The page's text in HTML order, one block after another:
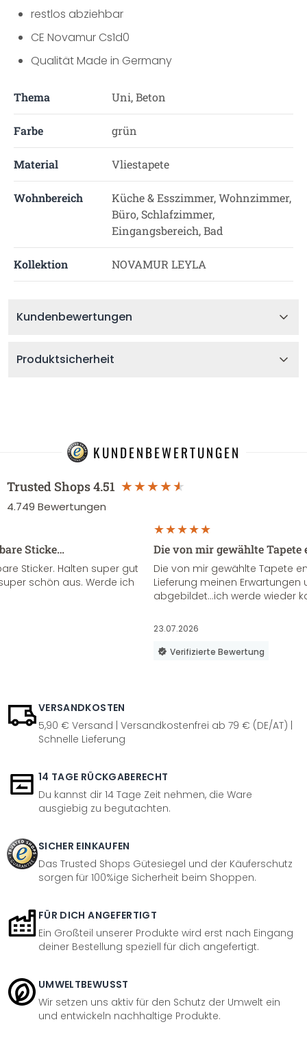
restlos abziehbar
CE Novamur Cs1d0
Qualität Made in Germany
Thema Uni, Beton
Farbe grün
Material Vliestapete
Wohnbereich
Küche & Esszimmer, Wohnzimmer,
Büro, Schlafzimmer,
Eingangsbereich, Bad
Kollektion NOVAMUR LEYLA
Kundenbewertungen
Produktsicherheit
KUNDENBEWERTUNGEN
Trusted Shops4.51
4.749 Bewertungen
Sticke…
Sticker. Halten super gut
schön aus. Werde ich
Die von mir gewählte
Die von mir gewählte Tapete
Lieferung meinen Erwartungen
abgebildet...ich werde wieder
23.07.2026
Verifizierte Bewertung
VERSANDKOSTEN
5,90 € Versand | Versandkostenfrei ab 79 € (DE/AT) |
Schnelle Lieferung
14 TAGE RÜCKGABERECHT
Du kannst dir 14 Tage Zeit nehmen, die Ware
ausgiebig zu begutachten.
SICHER EINKAUFEN
Das Trusted Shops Gütesiegel und der Käuferschutz
sorgen für 100%ige Sicherheit beim Shoppen.
FÜR DICH ANGEFERTIGT
Ein Großteil unserer Produkte wird erst nach Eingang
deiner Bestellung speziell für dich angefertigt.
UMWELTBEWUSST
Wir setzen uns aktiv für den Schutz der Umwelt ein
und entwickeln nachhaltige Produkte.